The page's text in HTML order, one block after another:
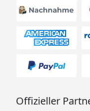
Offizieller